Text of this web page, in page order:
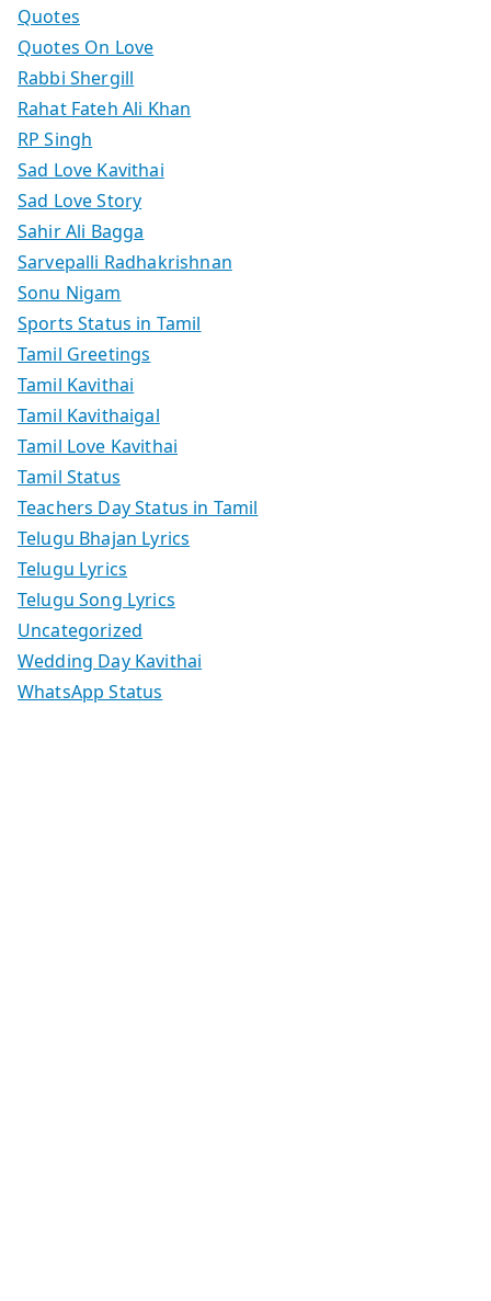
Quotes
Quotes On Love
Rabbi Shergill
Rahat Fateh Ali Khan
RP Singh
Sad Love Kavithai
Sad Love Story
Sahir Ali Bagga
Sarvepalli Radhakrishnan
Sonu Nigam
Sports Status in Tamil
Tamil Greetings
Tamil Kavithai
Tamil Kavithaigal
Tamil Love Kavithai
Tamil Status
Teachers Day Status in Tamil
Telugu Bhajan Lyrics
Telugu Lyrics
Telugu Song Lyrics
Uncategorized
Wedding Day Kavithai
WhatsApp Status